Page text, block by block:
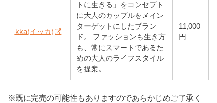
ikka(イッカ)
トに生きる」をコンセプト
に大人のカップルをメイン
ターゲットにしたブラン
ド。 ファッションも生き方
も、常にスマートであるた
めの大人のライフスタイル
を提案。
11,000
円
※既に完売の可能性もありますのであらかじめご了承く